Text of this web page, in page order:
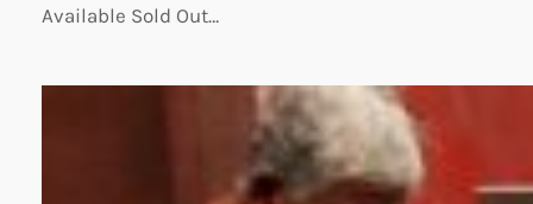
Available Sold Out…